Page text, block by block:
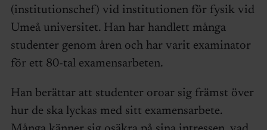
(institutionschef) vid institutionen för fysik vid
Umeå universitet. Han har handlett många
studenter genom åren och har varit examinator
för ett 80-tal examensarbeten.
Han berättar att studenter oroar sig främst över
hur de ska lyckas med sitt examensarbete.